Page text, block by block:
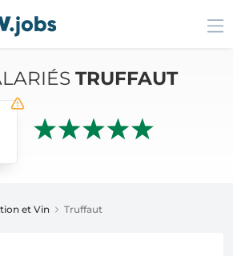
TRUFFAUT
et Vin Truffaut